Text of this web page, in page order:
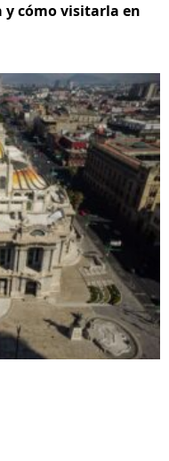
y cómo visitarla en